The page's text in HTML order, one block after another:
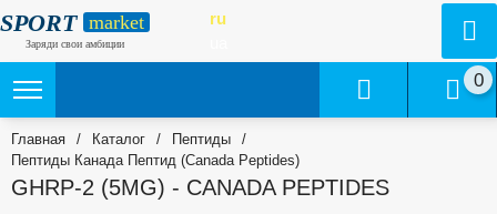
SPORT market
Заряди свои амбиции
ru
0
Главная / Каталог / Пептиды
/
Пептиды Канада Пептид (Canada Peptides)
GHRP-2 (5MG) - CANADA PEPTIDES